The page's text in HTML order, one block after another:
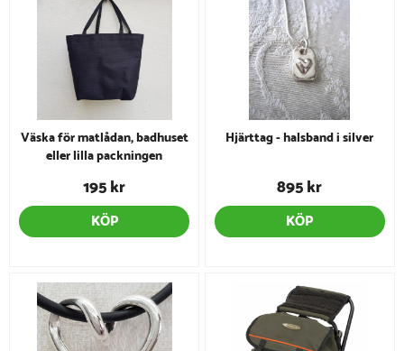
Väska för matlådan, badhuset
eller lilla packningen
195 kr
KÖP
Hjärttag - halsband i silver
895 kr
KÖP